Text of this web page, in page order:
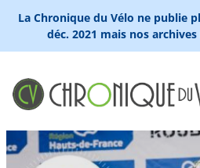
La Chronique du Vélo ne publie
déc. 2021 mais nos